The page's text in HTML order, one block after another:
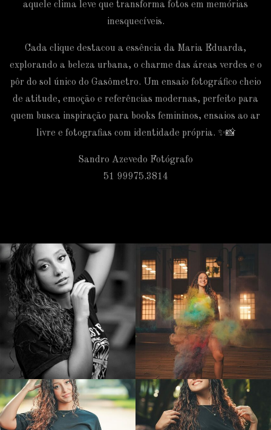
aquele clima leve que transforma fotos em memórias
inesquecíveis.
Cada clique destacou a essência da Maria Eduarda,
explorando a beleza urbana, o charme das áreas verdes e o
pôr do sol único do Gasômetro. Um ensaio fotográfico cheio
de atitude, emoção e referências modernas, perfeito para
quem busca inspiração para books femininos, ensaios ao ar
livre e fotografias com identidade própria. ✨📸
Sandro Azevedo Fotógrafo
51 99975.3814